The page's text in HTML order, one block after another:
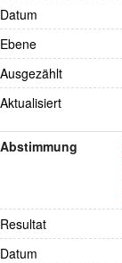
Datum
Ebene
Ausgezählt
Aktualisiert
Abstimmung
Resultat
Datum